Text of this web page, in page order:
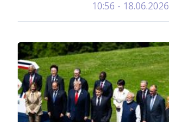
18.06.2026 - 10:56